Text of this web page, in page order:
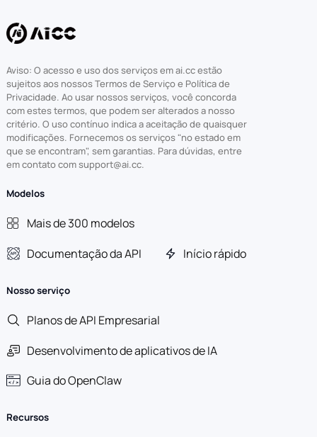
Aviso: O acesso e uso dos serviços em ai.cc estão
sujeitos aos nossos Termos de Serviço e Política de
Privacidade. Ao usar nossos serviços, você concorda
com estes termos, que podem ser alterados a nosso
critério. O uso contínuo indica a aceitação de quaisquer
modificações. Fornecemos os serviços "no estado em
que se encontram", sem garantias. Para dúvidas, entre
em contato com support@ai.cc.
Modelos
Mais de 300 modelos
Documentação da API
Início rápido
Nosso serviço
Planos de API Empresarial
Desenvolvimento de aplicativos de IA
Guia do OpenClaw
Recursos